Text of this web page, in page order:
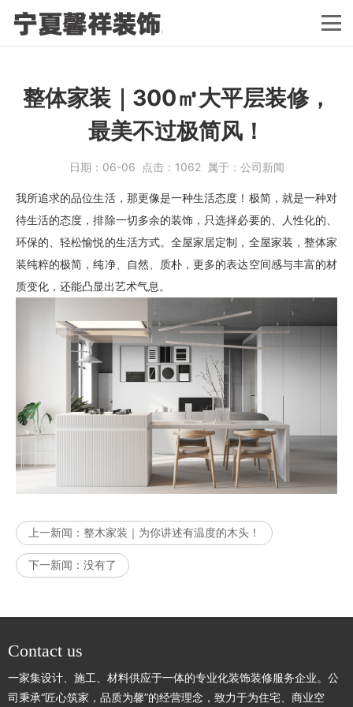
整体家装｜300㎥大平层装修，
最美不过极简风！
日期： 06-06 点击： 1062 属于： 公司新闻
我所追求的品位生活，那更像是一种生活态度！极简，就是一种对
待生活的态度，排除一切多余的装饰，只选择必要的、人性化的、
环保的、轻松愉悦的生活方式。全屋家居定制，全屋家装，整体家
装纯粹的极简，纯净、自然、质朴，更多的表达空间感与丰富的材
质变化，还能凸显出艺术气息。
上一新闻： 整木家装｜为你讲述有温度的木头！
下一新闻： 没有了
Contact us
一家集设计、施工、材料供应于一体的专业化装饰装修服务企业。公
司秉承“匠心筑家，品质为馨”的经营理念，致力于为住宅、商业空